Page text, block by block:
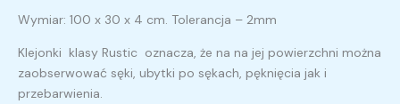
Wymiar: 100 x 30 x 4 cm. Tolerancja – 2mm
Klejonki klasy Rustic oznacza, że na na jej powierzchni można
zaobserwować sęki, ubytki po sękach, pęknięcia jak i
przebarwienia.